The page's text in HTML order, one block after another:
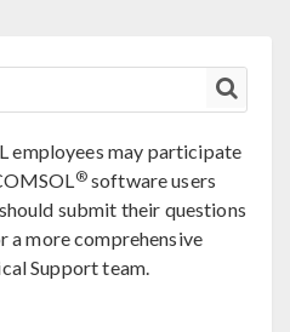
employees may participate
®software users
submit their questions
a more comprehensive
Support team.